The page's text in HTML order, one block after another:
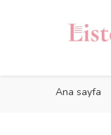
Ana sayfa